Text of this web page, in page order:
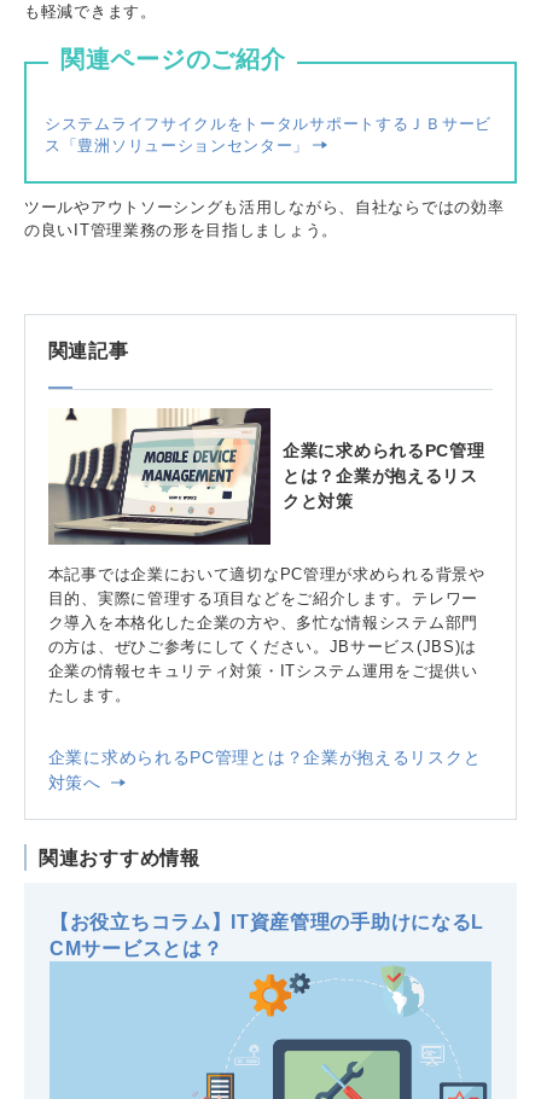
も軽減できます。
関連ページのご紹介
システムライフサイクルをトータルサポートするＪＢサービ
ス「豊洲ソリューションセンター」
ツールやアウトソーシングも活用しながら、自社ならではの効率
の良いIT管理業務の形を目指しましょう。
関連記事
企業に求められるPC管理
とは？企業が抱えるリス
クと対策
本記事では企業において適切なPC管理が求められる背景や
目的、実際に管理する項目などをご紹介します。テレワー
ク導入を本格化した企業の方や、多忙な情報システム部門
の方は、ぜひご参考にしてください。JBサービス(JBS)は
企業の情報セキュリティ対策・ITシステム運用をご提供い
たします。
企業に求められるPC管理とは？企業が抱えるリスクと
対策へ
関連おすすめ情報
【お役立ちコラム】IT資産管理の手助けになるL
CMサービスとは？